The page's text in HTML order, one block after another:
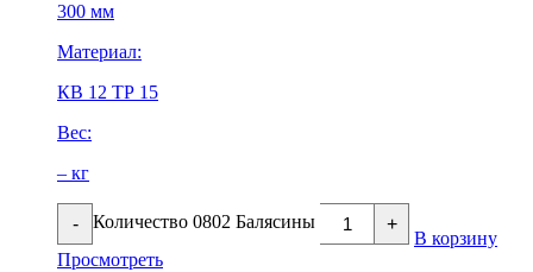
300 мм
Материал:
КВ 12 ТР 15
Вес:
– кг
- Количество 0802 Балясины +
В корзину
Просмотреть